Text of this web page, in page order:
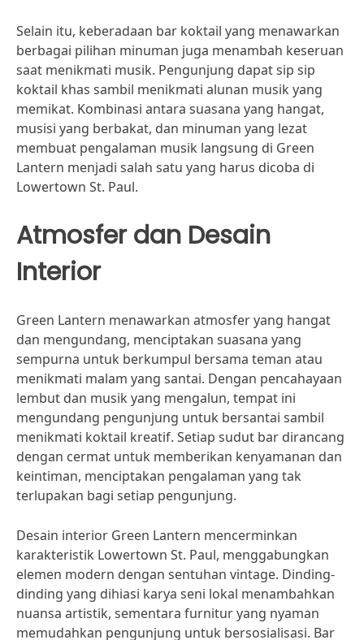
Selain itu, keberadaan bar koktail yang menawarkan
berbagai pilihan minuman juga menambah keseruan
saat menikmati musik. Pengunjung dapat sip sip
koktail khas sambil menikmati alunan musik yang
memikat. Kombinasi antara suasana yang hangat,
musisi yang berbakat, dan minuman yang lezat
membuat pengalaman musik langsung di Green
Lantern menjadi salah satu yang harus dicoba di
Lowertown St. Paul.
Atmosfer dan Desain
Interior
Green Lantern menawarkan atmosfer yang hangat
dan mengundang, menciptakan suasana yang
sempurna untuk berkumpul bersama teman atau
menikmati malam yang santai. Dengan pencahayaan
lembut dan musik yang mengalun, tempat ini
mengundang pengunjung untuk bersantai sambil
menikmati koktail kreatif. Setiap sudut bar dirancang
dengan cermat untuk memberikan kenyamanan dan
keintiman, menciptakan pengalaman yang tak
terlupakan bagi setiap pengunjung.
Desain interior Green Lantern mencerminkan
karakteristik Lowertown St. Paul, menggabungkan
elemen modern dengan sentuhan vintage. Dinding-
dinding yang dihiasi karya seni lokal menambahkan
nuansa artistik, sementara furnitur yang nyaman
memudahkan pengunjung untuk bersosialisasi. Bar